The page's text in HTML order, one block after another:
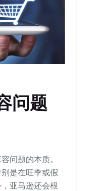
问题
问题的本质。
是在旺季或假
亚马逊还会根